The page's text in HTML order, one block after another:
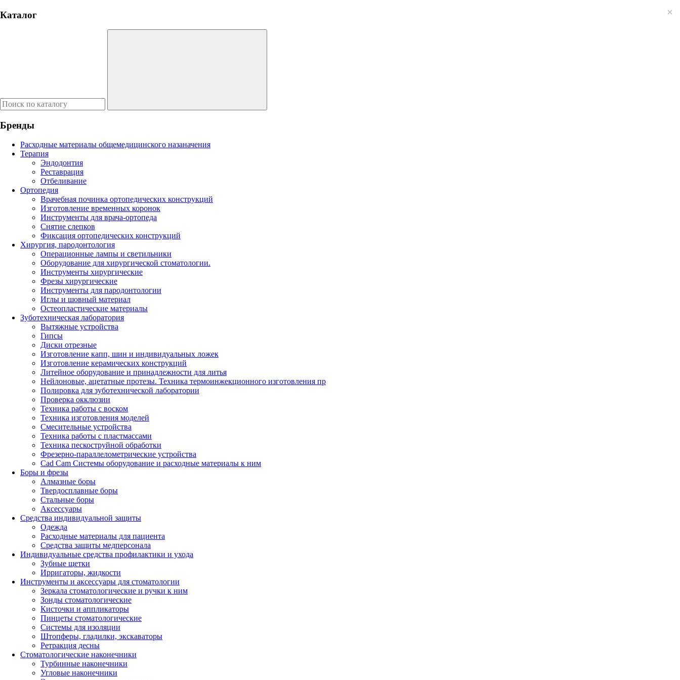
Каталог
Бренды
Расходные материалы общемедицинского назаначения
Терапия
Эндодонтия
Реставрация
Отбеливание
Ортопедия
Врачебная починка ортопедических конструкций
Изготовление временных коронок
Инструменты для врача-ортопеда
Снятие слепков
Фиксация ортопедических конструкций
Хирургия, пародонтология
Операционные лампы и светильники
Оборудование для хирургической стоматологии.
Инструменты хирургические
Фрезы хирургические
Инструменты для пародонтологии
Иглы и шовный материал
Остеопластические материалы
Зуботехническая лаборатория
Вытяжные устройства
Гипсы
Диски отрезные
Изготовление капп, шин и индивидуальных ложек
Изготовление керамических конструкций
Литейное оборудование и принадлежности для литья
Нейлоновые, ацетатные протезы. Техника термоинжекционного изготовления пр
Полировка для зуботехнической лаборатории
Проверка окклюзии
Техника работы с воском
Техника изготовления моделей
Смесительные устройства
Техника работы с пластмассами
Техника пескоструйной обработки
Фрезерно-параллелометрические устройства
Cad Cam Системы оборудование и расходные материалы к ним
Боры и фрезы
Алмазные боры
Твердосплавные боры
Стальные боры
Аксессуары
Средства индивидуальной защиты
Одежда
Расходные материалы для пациента
Средства защиты медперсонала
Индивидуальные средства профилактики и ухода
Зубные щетки
Ирригаторы, жидкости
Инструменты и аксессуары для стоматологии
Зеркала стоматологические и ручки к ним
Зонды стоматологические
Кисточки и аппликаторы
Пинцеты стоматологические
Системы для изоляции
Штопферы, гладилки, экскаваторы
Ретракция десны
Стоматологические наконечники
Турбинные наконечники
Угловые наконечники